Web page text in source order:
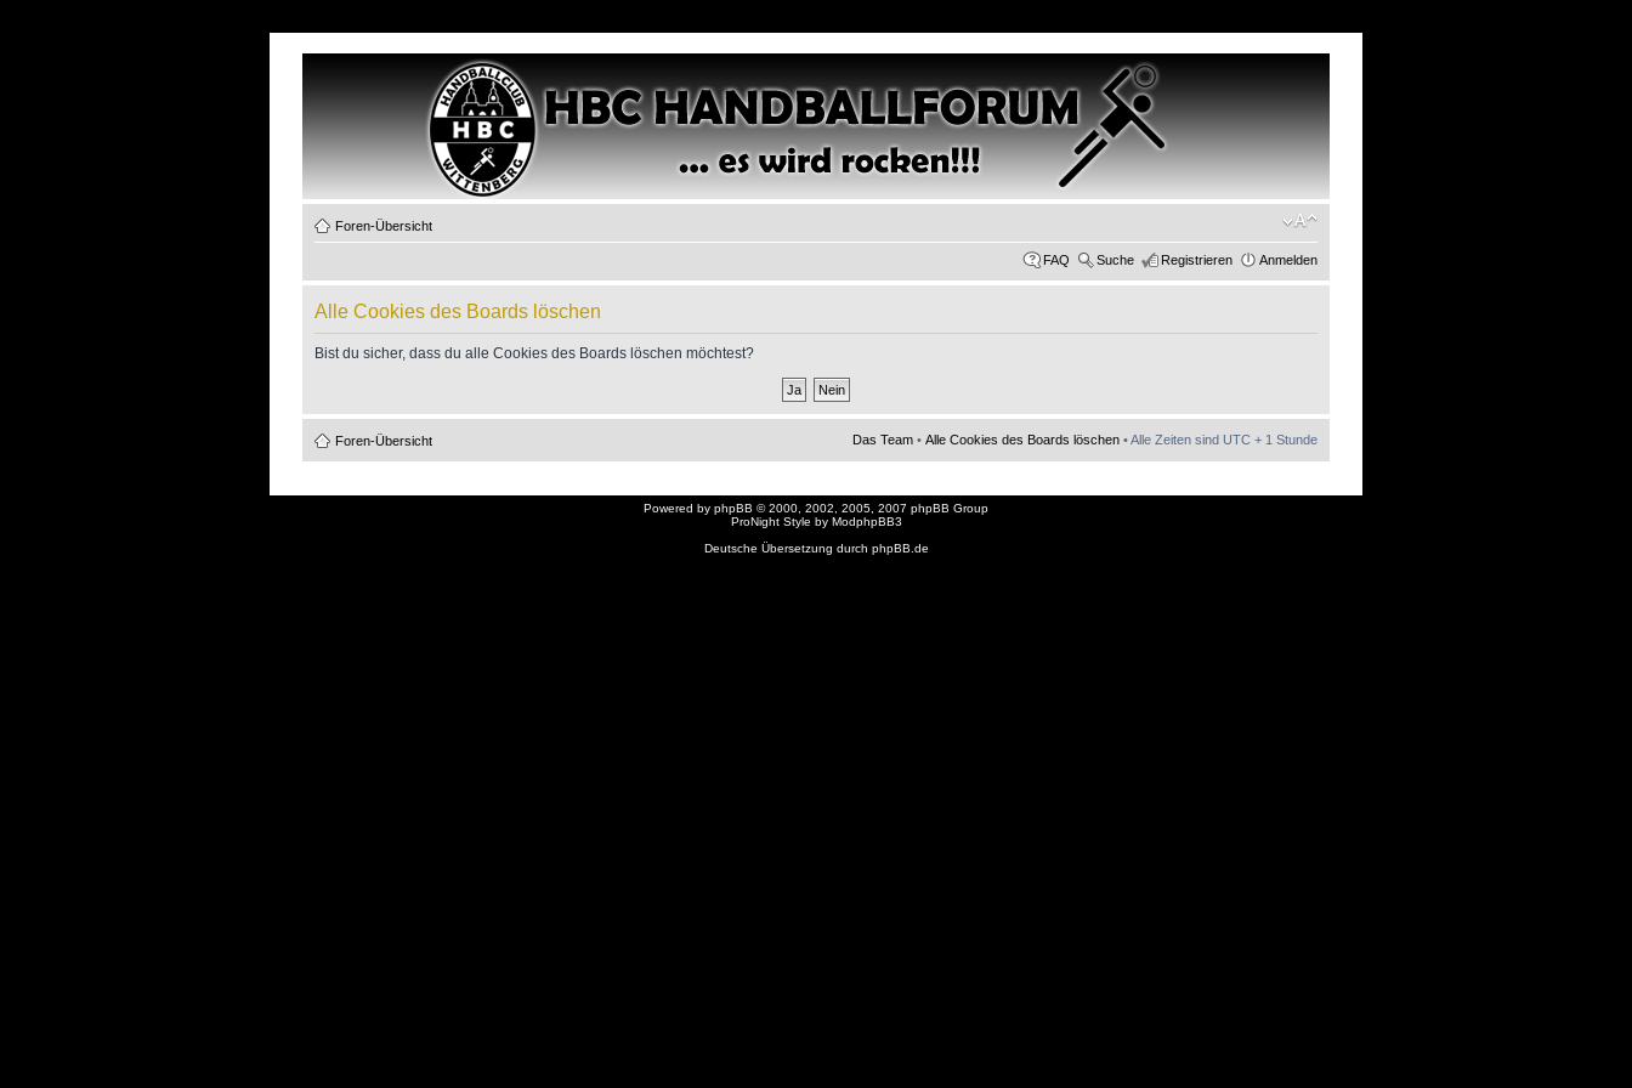
Foren-Übersicht
FAQ Suche Registrieren Anmelden
Alle Cookies des Boards löschen
Bist du sicher, dass du alle Cookies des Boards löschen möchtest?
Foren-Übersicht Das Team • Alle Cookies des Boards löschen • Alle Zeiten sind UTC + 1 Stunde
Powered by phpBB © 2000, 2002, 2005, 2007 phpBB Group
ProNight Style by ModphpBB3
Deutsche Übersetzung durch phpBB.de